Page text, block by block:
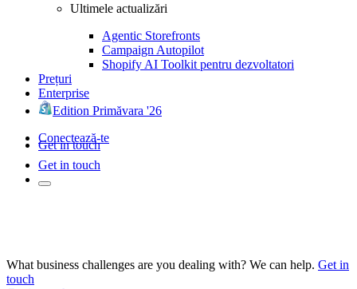
Ultimele actualizări
Agentic Storefronts
Campaign Autopilot
Shopify AI Toolkit pentru dezvoltatori
Prețuri
Enterprise
Edition Primăvara '26
Conectează-te
Get in touch
Get in touch
What business challenges are you dealing with? We can help. Get in
touch